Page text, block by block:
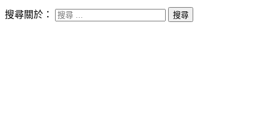
搜尋關於：